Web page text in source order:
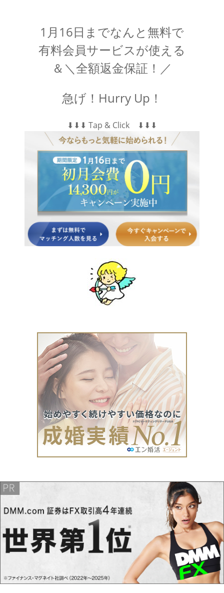
1月16日までなんと無料で
有料会員サービスが使える
＆＼全額返金保証！／
急げ！Hurry Up！
⬇︎⬇︎⬇︎ Tap & Click ⬇︎⬇︎⬇︎